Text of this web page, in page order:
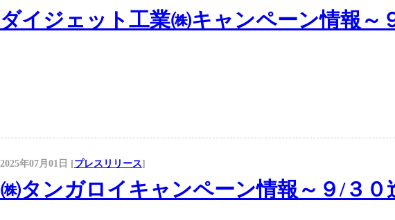
ダイジェット工業㈱キャンペーン情報～
2025年07月01日 [プレスリリース]
㈱タンガロイキャンペーン情報～９/３０